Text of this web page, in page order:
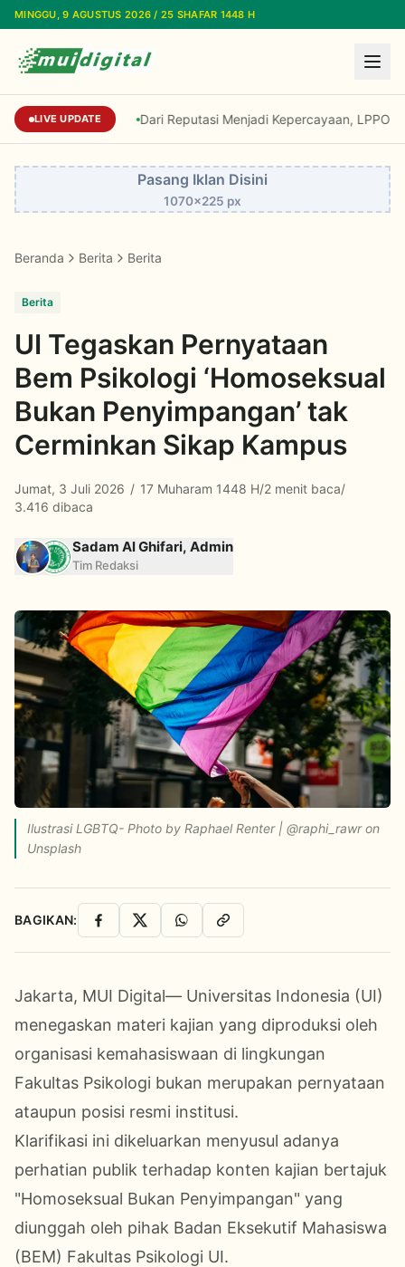
Lewati ke konten utama
MINGGU, 9 AGUSTUS 2026 / 25 SHAFAR 1448 H
LIVE UPDATE Dari Reputasi Menjadi Kepercayaan, LPPOM
Pasang Iklan Disini
1070x225 px
Beranda Berita Berita
Berita
UI Tegaskan Pernyataan
Bem Psikologi ‘Homoseksual
Bukan Penyimpangan’ tak
Cerminkan Sikap Kampus
Jumat, 3 Juli 2026 / 17 Muharam 1448 H/2 menit baca/
3.416 dibaca
Sadam Al Ghifari, Admin
Tim Redaksi
Ilustrasi LGBTQ- Photo by Raphael Renter | @raphi_rawr on
Unsplash
BAGIKAN: Facebook
X WhatsAppSalin Link
Jakarta, MUI Digital— Universitas Indonesia (UI)
menegaskan materi kajian yang diproduksi oleh
organisasi kemahasiswaan di lingkungan
Fakultas Psikologi bukan merupakan pernyataan
ataupun posisi resmi institusi.
Klarifikasi ini dikeluarkan menyusul adanya
perhatian publik terhadap konten kajian bertajuk
"Homoseksual Bukan Penyimpangan" yang
diunggah oleh pihak Badan Eksekutif Mahasiswa
(BEM) Fakultas Psikologi UI.